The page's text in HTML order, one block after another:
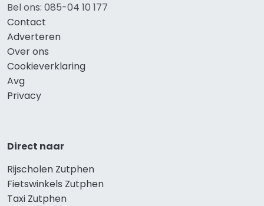
Bel ons: 085-04 10 177
Contact
Adverteren
Over ons
Cookieverklaring
Avg
Privacy
Direct naar
Rijscholen Zutphen
Fietswinkels Zutphen
Taxi Zutphen